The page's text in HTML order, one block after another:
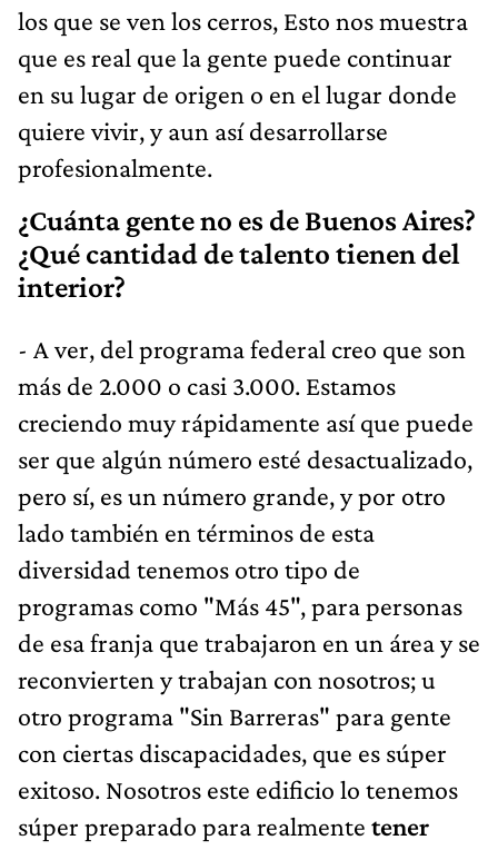
los que se ven los cerros, Esto nos muestra
que es real que la gente puede continuar
en su lugar de origen o en el lugar donde
quiere vivir, y aun así desarrollarse
profesionalmente.
¿Cuánta gente no es de Buenos Aires?
¿Qué cantidad de talento tienen del
interior?
- A ver, del programa federal creo que son
más de 2.000 o casi 3.000. Estamos
creciendo muy rápidamente así que puede
ser que algún número esté desactualizado,
pero sí, es un número grande, y por otro
lado también en términos de esta
diversidad tenemos otro tipo de
programas como "Más 45", para personas
de esa franja que trabajaron en un área y se
reconvierten y trabajan con nosotros; u
otro programa "Sin Barreras" para gente
con ciertas discapacidades, que es súper
exitoso. Nosotros este edificio lo tenemos
súper preparado para realmente tener